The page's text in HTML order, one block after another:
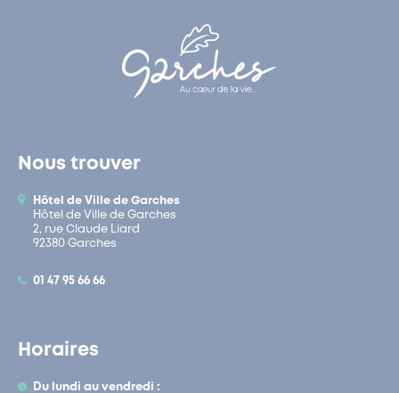
Nous trouver
Hôtel de Ville de Garches
Hôtel de Ville de Garches
2, rue Claude Liard
92380 Garches
01 47 95 66 66
Horaires
Du lundi au vendredi :